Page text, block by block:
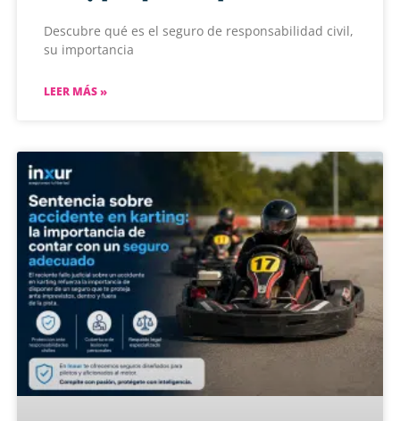
Descubre qué es el seguro de responsabilidad civil,
su importancia
LEER MÁS »